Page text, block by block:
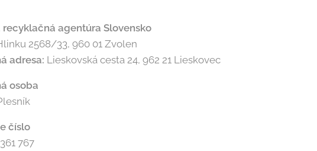
recyklačná agentúra Slovensko
2568/33, 960 01 Zvolen
adresa: Lieskovská cesta 24, 962 21 Lieskovec
osoba
číslo
767